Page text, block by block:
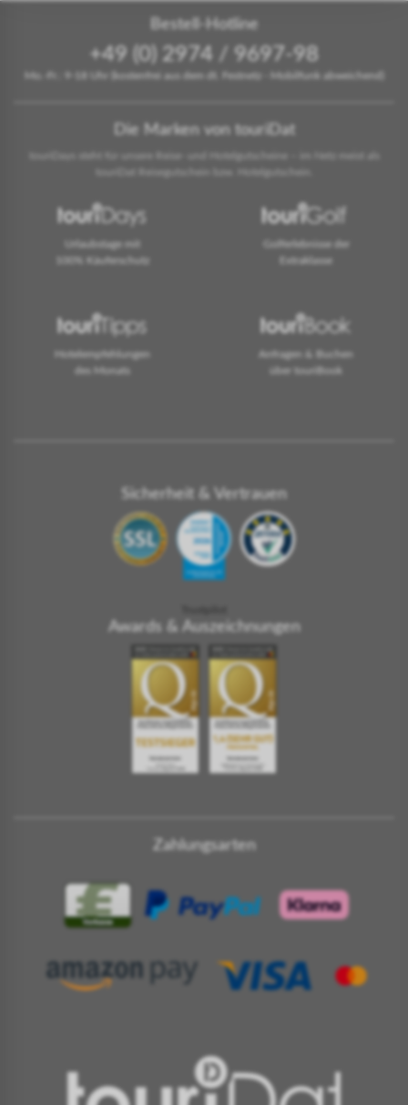
Bestell-Hotline
+49 (0) 2974 / 9697-98
Mo.-Fr.: 9-18 Uhr (kostenfrei aus dem dt. Festnetz - Mobilfunk abweichend)
Die Marken von touriDat
touriDays steht für unsere Reise- und Hotelgutscheine – im Netz meist als
touriDat Reisegutschein bzw. Hotelgutschein.
Urlaubstage mit
100% Käuferschutz
Golferlebnisse der
Extraklasse
Hotelempfehlungen
des Monats
Anfragen & Buchen
über touriBook
Sicherheit & Vertrauen
Awards & Auszeichnungen
Zahlungsarten